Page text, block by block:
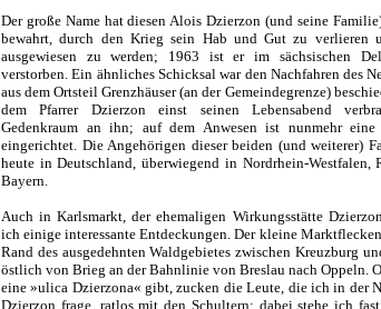
Der große Name hat diesen Alois Dzierzon (und seine
bewahrt, durch den Krieg sein Hab und Gut zu verlieren
ausgewiesen zu werden; 1963 ist er im sächsischen
verstorben. Ein ähnliches Schicksal war den Nachfahren des
aus dem Ortsteil Grenzhäuser (an der Gemeindegrenze)
dem Pfarrer Dzierzon einst seinen Lebensabend
Gedenkraum an ihn; auf dem Anwesen ist nunmehr eine
eingerichtet. Die Angehörigen dieser beiden (und weiterer)
heute in Deutschland, überwiegend in Nordrhein-Westfalen,
Bayern.
Auch in Karlsmarkt, der ehemaligen Wirkungsstätte
ich einige interessante Entdeckungen. Der kleine
Rand des ausgedehnten Waldgebietes zwischen Kreuzburg
östlich von Brieg an der Bahnlinie von Breslau nach Oppeln.
eine »ulica Dzierzona« gibt, zucken die Leute, die ich in der
Dzierzon frage, ratlos mit den Schultern; dabei stehe ich